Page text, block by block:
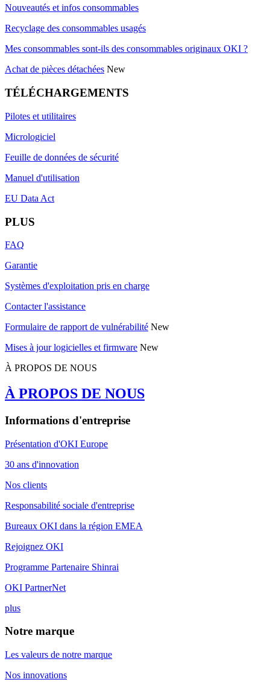
Nouveautés et infos consommables
Recyclage des consommables usagés
Mes consommables sont-ils des consommables originaux OKI ?
Achat de pièces détachées New
TÉLÉCHARGEMENTS
Pilotes et utilitaires
Micrologiciel
Feuille de données de sécurité
Manuel d'utilisation
EU Data Act
PLUS
FAQ
Garantie
Systèmes d'exploitation pris en charge
Contacter l'assistance
Formulaire de rapport de vulnérabilité New
Mises à jour logicielles et firmware New
À PROPOS DE NOUS
À PROPOS DE NOUS
Informations d'entreprise
Présentation d'OKI Europe
30 ans d'innovation
Nos clients
Responsabilité sociale d'entreprise
Bureaux OKI dans la région EMEA
Rejoignez OKI
Programme Partenaire Shinrai
OKI PartnerNet
plus
Notre marque
Les valeurs de notre marque
Nos innovations